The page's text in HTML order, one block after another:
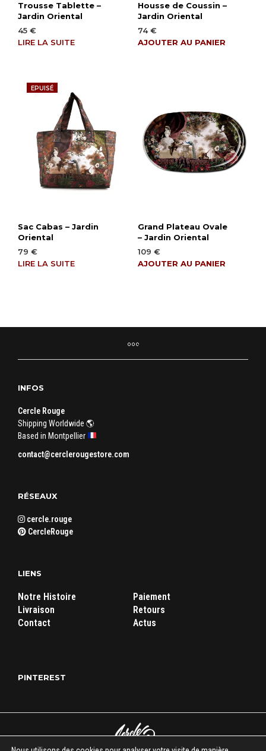
Trousse Tablette –
Jardin Oriental
45 €
LIRE LA SUITE
Housse de Coussin –
Jardin Oriental
74€
AJOUTER AU PANIER
EPUISÉ
Sac Cabas – Jardin
Oriental
79 €
LIRE LA SUITE
Grand Plateau Ovale
– Jardin Oriental
109 €
AJOUTER AU PANIER
INFOS
Cercle Rouge
Shipping Worldwide 🌎
Based in Montpellier
contact@cerclerougestore.com
RÉSEAUX
cercle.rouge
CercleRouge
LIENS
Notre Histoire
Livraison
Contact
Paiement
Retours
Actus
PINTEREST